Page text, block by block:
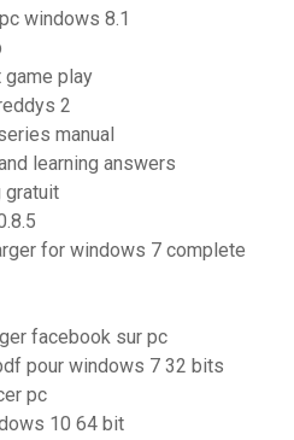
windows 8.1
game play
2
manual
learning answers
gratuit
for windows 7 complete
facebook sur pc
pour windows 7 32 bits
pc
10 64 bit